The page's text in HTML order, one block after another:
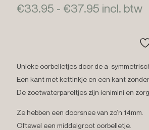
€33.95 - €37.95Prijsklasse:
incl. btw
Unieke oorbelletjes door de a-
Een kant met kettinkje en een kant zonder.
De zoetwaterpareltjes zijn ienimini en
Ze hebben een doorsnee van zo’n 14mm.
Oftewel een middelgroot oorbelletje.